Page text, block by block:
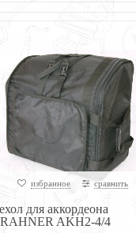
избранное сравнить
для аккордеона
AKH2-4/4